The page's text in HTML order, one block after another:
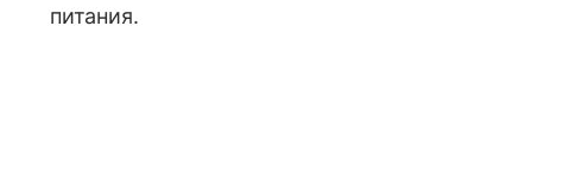
питания.